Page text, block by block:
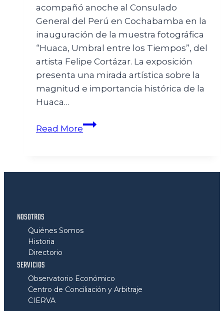
acompañó anoche al Consulado
General del Perú en Cochabamba en la
inauguración de la muestra fotográfica
“Huaca, Umbral entre los Tiempos”, del
artista Felipe Cortázar. La exposición
presenta una mirada artística sobre la
magnitud e importancia histórica de la
Huaca…
Read More
NOSOTROS
Quiénes Somos
Historia
Directorio
SERVICIOS
Observatorio Económico
Centro de Conciliación y Arbitraje
CIERVA